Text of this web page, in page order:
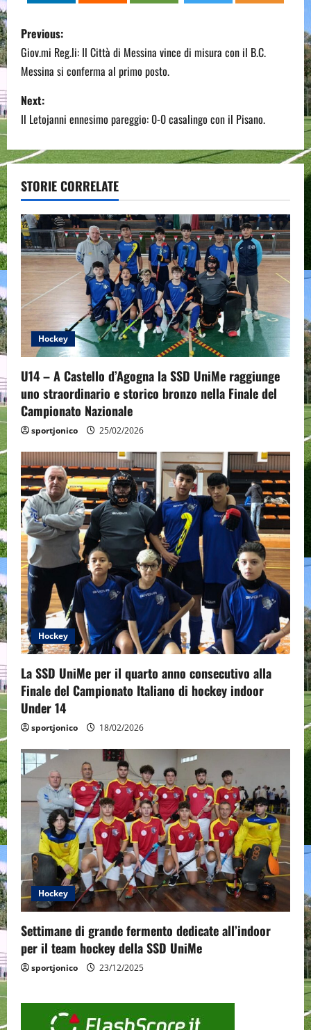
P
o
s
t
n
a
v
i
g
a
t
i
o
n
Previous:
Giov.mi Reg.li: Il Città di Messina vince di misura con il B.C.
Messina si conferma al primo posto.
Next:
Il Letojanni ennesimo pareggio: 0-0 casalingo con il Pisano.
STORIE CORRELATE
Hockey
U14 – A Castello d’Agogna la SSD UniMe raggiunge
uno straordinario e storico bronzo nella Finale del
Campionato Nazionale
sportjonico 25/02/2026
Hockey
La SSD UniMe per il quarto anno consecutivo alla
Finale del Campionato Italiano di hockey indoor
Under 14
sportjonico 18/02/2026
Hockey
Settimane di grande fermento dedicate all’indoor
per il team hockey della SSD UniMe
sportjonico 23/12/2025